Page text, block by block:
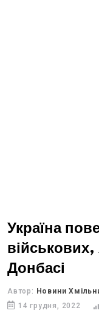
Україна
Донбасі
Автор: Новини
14 грудня, 2022